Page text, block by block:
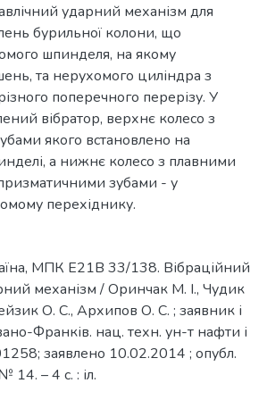
ударний механізм для
бурильної колони, що
шпинделя, на якому
та нерухомого циліндра з
поперечного перерізу. У
вібратор, верхнє колесо з
якого встановлено на
а нижнє колесо з плавними
зубами - у
перехіднику.
МПК E21B 33/138. Вібраційний
механізм / Оринчак М. І., Чудик
О. С., Архипов О. С. ; заявник і
Франків. нац. техн. ун-т нафти і
заявлено 10.02.2014 ; опубл.
– 4 с. : іл.